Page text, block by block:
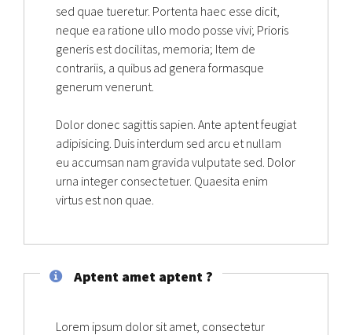
sed quae tueretur. Portenta haec esse dicit,
neque ea ratione ullo modo posse vivi; Prioris
generis est docilitas, memoria; Item de
contrariis, a quibus ad genera formasque
generum venerunt.
Dolor donec sagittis sapien. Ante aptent feugiat
adipisicing. Duis interdum sed arcu et nullam
eu accumsan nam gravida vulputate sed. Dolor
urna integer consectetuer. Quaesita enim
virtus est non quae.
Aptent amet aptent ?
Lorem ipsum dolor sit amet, consectetur